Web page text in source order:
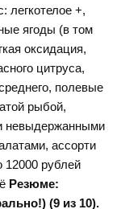
легкотелое +,
ягоды (в том
оксидация,
цитруса,
полевые
рыбой,
невыдержанными
ассорти
12000 рублей
Резюме:
(9 из 10).